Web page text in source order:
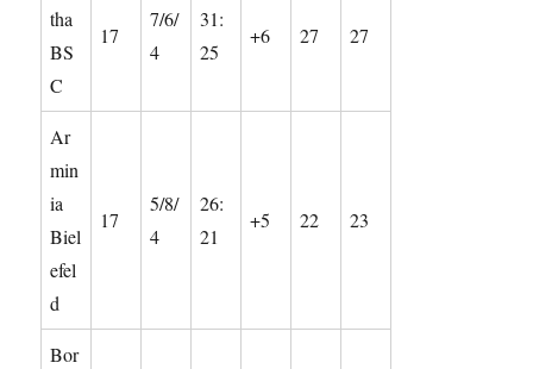
tha
BS
C
17
7/6/
4
31:
25
+6 27 27
Ar
min
ia
Biel
efel
d
17
5/8/
4
26:
21
+5 22 23
Bor